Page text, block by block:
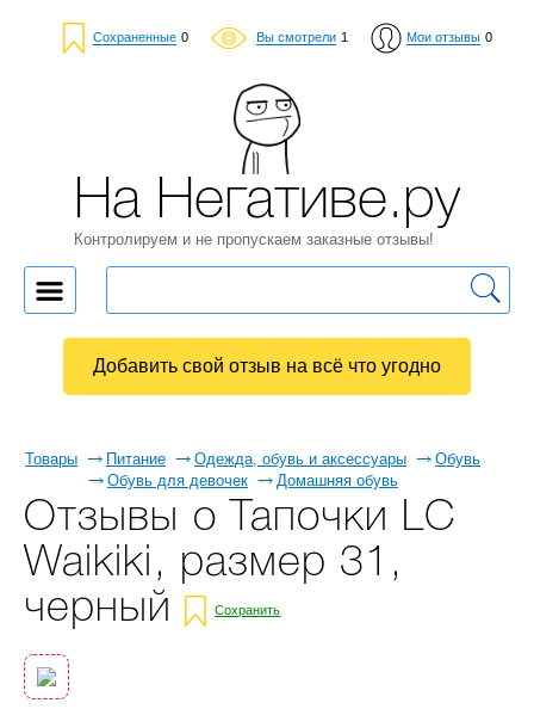
Сохраненные 0 Вы смотрели 1 Мои отзывы 0
Товары Питание Одежда, обувь и аксессуары
Обувь
Обувь для девочек
Домашняя обувь
Отзывы о Тапочки LC
Waikiki, размер 31,
черный
Сохранить
На Негативе.ру
Контролируем и не пропускаем заказные отзывы!
Добавить свой отзыв на всё что угодно